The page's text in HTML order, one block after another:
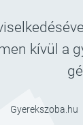
kívül
Gyerekszoba.hu